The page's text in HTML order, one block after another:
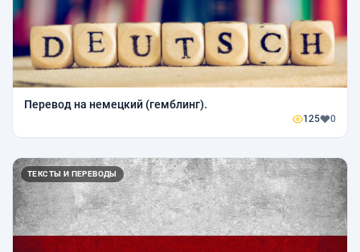
Перевод на немецкий (гемблинг).
125 0
ТЕКСТЫ И ПЕРЕВОДЫ